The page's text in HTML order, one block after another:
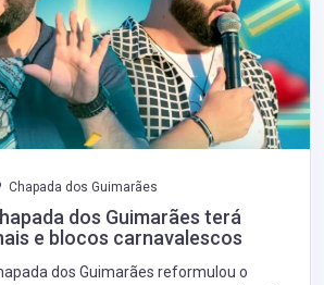
Chapada dos Guimarães
dos Guimarães terá
e blocos carnavalescos
dos Guimarães reformulou o